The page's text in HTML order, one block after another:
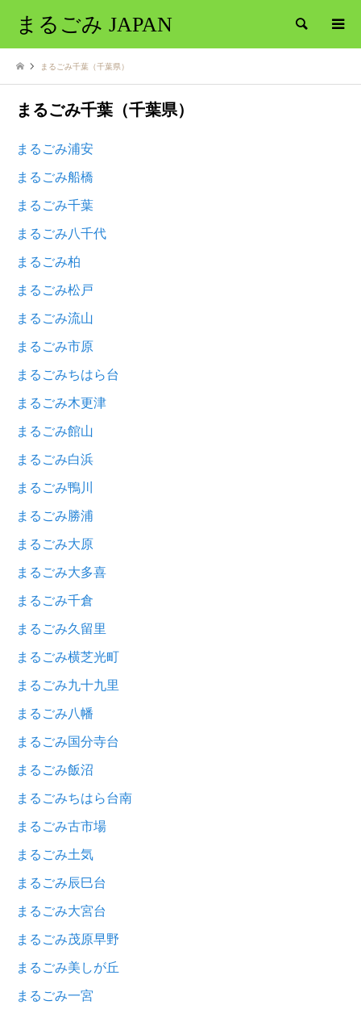
まるごみ JAPAN 検索
まるごみ千葉（千葉県）
まるごみ千葉（千葉県）
まるごみ浦安
まるごみ船橋
まるごみ千葉
まるごみ八千代
まるごみ柏
まるごみ松戸
まるごみ流山
まるごみ市原
まるごみちはら台
まるごみ木更津
まるごみ館山
まるごみ白浜
まるごみ鴨川
まるごみ勝浦
まるごみ大原
まるごみ大多喜
まるごみ千倉
まるごみ久留里
まるごみ横芝光町
まるごみ九十九里
まるごみ八幡
まるごみ国分寺台
まるごみ飯沼
まるごみちはら台南
まるごみ古市場
まるごみ土気
まるごみ辰巳台
まるごみ大宮台
まるごみ茂原早野
まるごみ美しが丘
まるごみ一宮